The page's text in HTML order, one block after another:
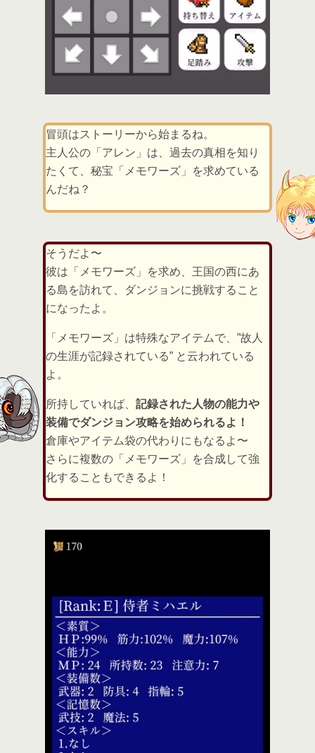
冒頭はストーリーから始まるね。
主人公の「アレン」は、過去の真相を知り
たくて、秘宝「メモワーズ」を求めている
んだね？
そうだよ〜
彼は「メモワーズ」を求め、王国の西にあ
る島を訪れて、ダンジョンに挑戦すること
になったよ。
「メモワーズ」は特殊なアイテムで、”故人
の生涯が記録されている” と云われている
よ。
所持していれば、 記録された人物の能力や
装備でダンジョン攻略を始められるよ！
倉庫やアイテム袋の代わりにもなるよ〜
さらに複数の「メモワーズ」を合成して強
化することもできるよ！